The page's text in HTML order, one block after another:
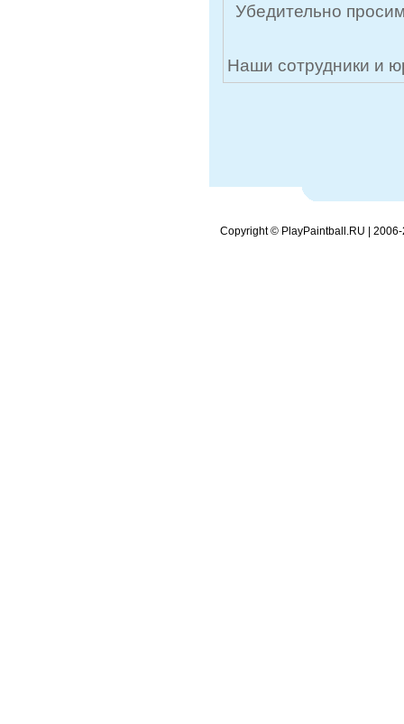
Убедительно
Наши сотрудники и
Copyright © PlayPaintball.RU | 2006-